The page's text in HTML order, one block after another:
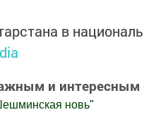
в
и интересным
новь"